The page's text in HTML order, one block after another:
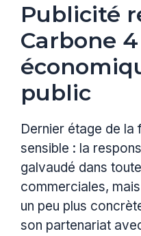
Publicité
Carbone
public
Dernier étage de la
sensible : la
galvaudé dans
commerciales,
un peu plus
son partenariat